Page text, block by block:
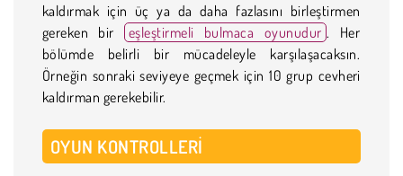
kaldırmak için üç ya da daha fazlasını birleştirmen
gereken bir
eşleştirmeli bulmaca oyunudur . Her
bölümde belirli bir mücadeleyle karşılaşacaksın.
Örneğin sonraki seviyeye geçmek için 10 grup cevheri
kaldırman gerekebilir.
OYUN KONTROLLERI